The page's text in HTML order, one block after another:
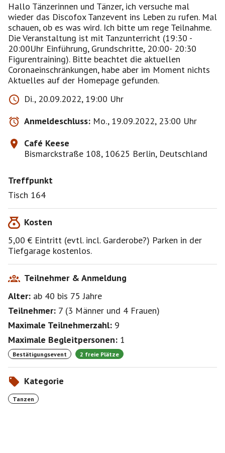
Hallo Tänzerinnen und Tänzer, ich versuche mal
wieder das Discofox Tanzevent ins Leben zu rufen. Mal
schauen, ob es was wird. Ich bitte um rege Teilnahme.
Die Veranstaltung ist mit Tanzunterricht (19:30 -
20:00Uhr Einführung, Grundschritte, 20:00- 20:30
Figurentraining). Bitte beachtet die aktuellen
Coronaeinschränkungen, habe aber im Moment nichts
Aktuelles auf der Homepage gefunden.
Di., 20.09.2022, 19:00 Uhr
Anmeldeschluss: Mo., 19.09.2022, 23:00 Uhr
Café Keese
Bismarckstraße 108, 10625 Berlin, Deutschland
Treffpunkt
Tisch 164
Kosten
5,00 € Eintritt (evtl. incl. Garderobe?) Parken in der
Tiefgarage kostenlos.
Teilnehmer & Anmeldung
Alter: ab 40 bis 75Jahre
Teilnehmer: 7 (3 Männer und 4 Frauen)
Maximale Teilnehmerzahl: 9
Maximale Begleitpersonen: 1
Bestätigungsevent 2 freie Plätze
Kategorie
Tanzen